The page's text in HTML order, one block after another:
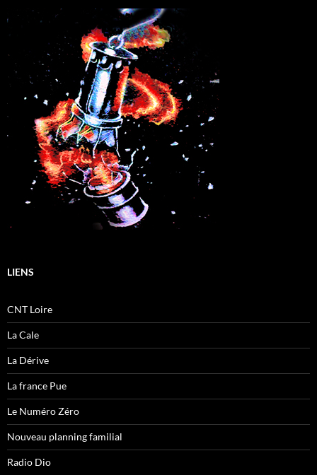
LIENS
CNT Loire
La Cale
La Dérive
La france Pue
Le Numéro Zéro
Nouveau planning familial
Radio Dio